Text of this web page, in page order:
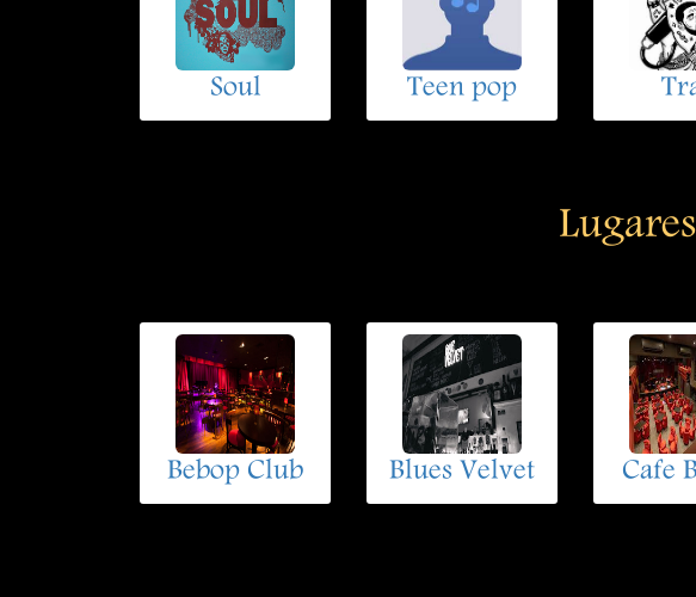
Soul Teen pop
Bebop Club Blues Velvet Cafe